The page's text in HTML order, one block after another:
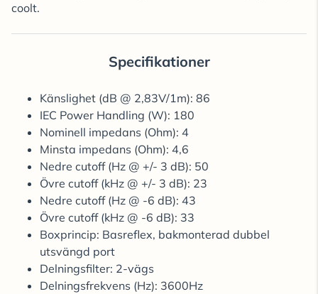
coolt.
Specifikationer
Känslighet (dB @ 2,83V/1m): 86
IEC Power Handling (W): 180
Nominell impedans (Ohm): 4
Minsta impedans (Ohm): 4,6
Nedre cutoff (Hz @ +/- 3 dB): 50
Övre cutoff (kHz @ +/- 3 dB): 23
Nedre cutoff (Hz @ -6 dB): 43
Övre cutoff (kHz @ -6 dB): 33
Boxprincip: Basreflex, bakmonterad dubbel
utsvängd port
Delningsfilter: 2-vägs
Delningsfrekvens (Hz): 3600Hz